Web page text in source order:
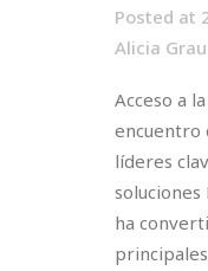
Posted at
Alicia Grau
Acceso a
encuentro
líderes
soluciones
ha